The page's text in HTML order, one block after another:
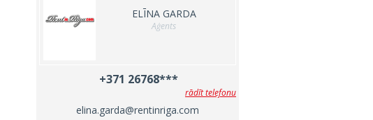
ELĪNA GARDA
Aģents
+371 26768***
rādīt telefonu
elina.garda@rentinriga.com